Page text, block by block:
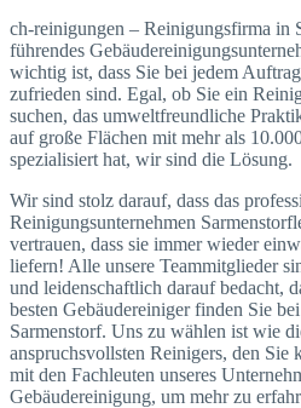
ch-reinigungen – Reinigungsfirma in
führendes
wichtig ist, dass Sie bei jedem
zufrieden sind. Egal, ob Sie ein
suchen, das umweltfreundliche
auf große Flächen mit mehr als
spezialisiert hat, wir sind die Lösung.
Wir sind stolz darauf, dass das
Reinigungsunternehmen
vertrauen, dass sie immer wieder
liefern! Alle unsere Teammitglieder
und leidenschaftlich darauf bedacht,
besten Gebäudereiniger finden Sie
Sarmenstorf. Uns zu wählen ist wie
anspruchsvollsten Reinigers, den Sie
mit den Fachleuten unseres
Gebäudereinigung, um mehr zu